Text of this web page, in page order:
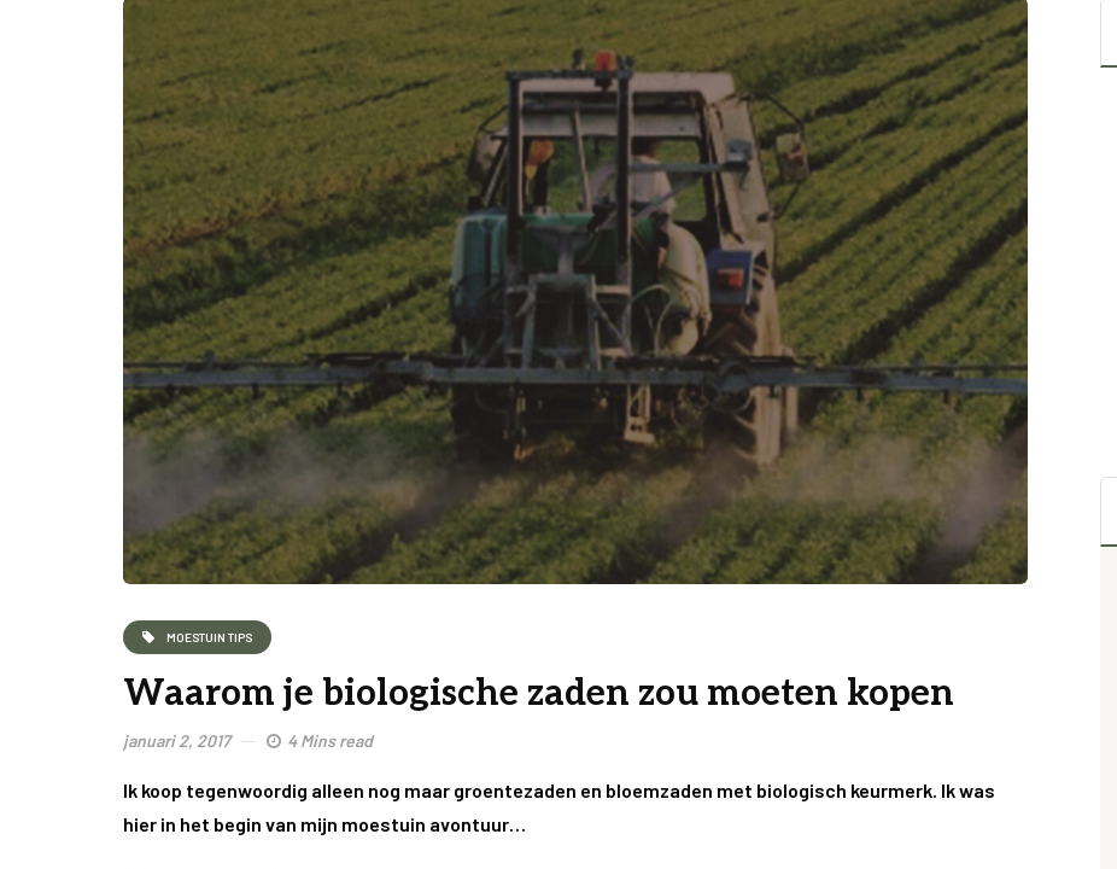
MOESTUIN TIPS
Waarom je biologische zaden zou moeten kopen
januari 2, 2017 4 Mins read
Ik koop tegenwoordig alleen nog maar groentezaden en bloemzaden met biologisch keurmerk. Ik was
hier in het begin van mijn moestuin avontuur…